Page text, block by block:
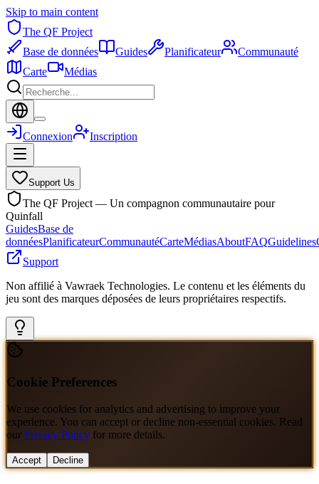
Skip to main content
The QF Project
Base de données
Guides Planificateur
Communauté
Carte
Médias
Connexion Inscription
Support Us
The QF Project — Un compagnon communautaire pour
Quinfall
GuidesBase de
donnéesPlanificateurCommunautéCarteMédiasAboutFAQGuidelines
Support
Non affilié à Vawraek Technologies. Le contenu et les éléments du
jeu sont des marques déposées de leurs propriétaires respectifs.
Cookie Preferences
We use cookies for analytics and advertising to improve your
experience. You can accept or decline non-essential cookies. Read
our Privacy Policy for more details.
Accept Decline